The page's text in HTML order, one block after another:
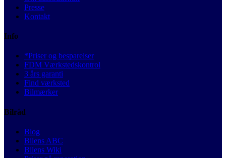
Presse
Kontakt
Info
*Priser og besparelser
FDM Værkstedskontrol
3 års garanti
Find værksted
Bilmærker
Bilråd
Blog
Bilens ABC
Bilens Wiki